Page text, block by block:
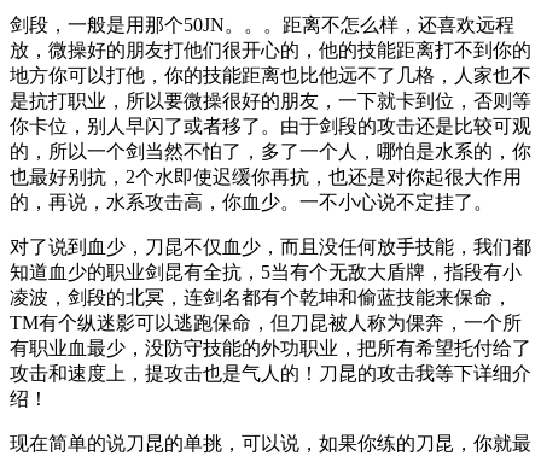
剑段，一般是用那个50JN。。。距离不怎么样，还喜欢远程
放，微操好的朋友打他们很开心的，他的技能距离打不到你的
地方你可以打他，你的技能距离也比他远不了几格，人家也不
是抗打职业，所以要微操很好的朋友，一下就卡到位，否则等
你卡位，别人早闪了或者移了。由于剑段的攻击还是比较可观
的，所以一个剑当然不怕了，多了一个人，哪怕是水系的，你
也最好别抗，2个水即使迟缓你再抗，也还是对你起很大作用
的，再说，水系攻击高，你血少。一不小心说不定挂了。
对了说到血少，刀昆不仅血少，而且没任何放手技能，我们都
知道血少的职业剑昆有全抗，5当有个无敌大盾牌，指段有小
凌波，剑段的北冥，连剑名都有个乾坤和偷蓝技能来保命，
TM有个纵迷影可以逃跑保命，但刀昆被人称为倮奔，一个所
有职业血最少，没防守技能的外功职业，把所有希望托付给了
攻击和速度上，提攻击也是气人的！刀昆的攻击我等下详细介
绍！
现在简单的说刀昆的单挑，可以说，如果你练的刀昆，你就最